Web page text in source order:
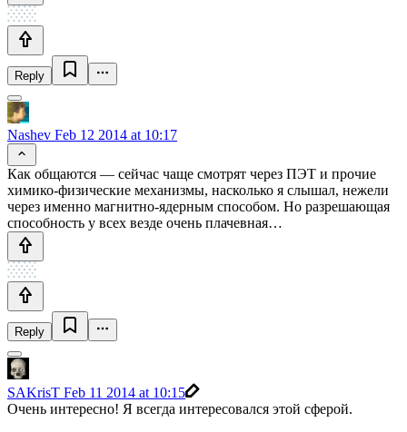
Reply
Nashev Feb 12 2014 at 10:17
Как общаются — сейчас чаще смотрят через ПЭТ и прочие
химико-физические механизмы, насколько я слышал, нежели
через именно магнитно-ядерным способом. Но разрешающая
способность у всех везде очень плачевная…
Reply
SAKrisT Feb 11 2014 at 10:15
Очень интересно! Я всегда интересовался этой сферой.